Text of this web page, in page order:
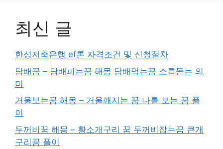
최신 글
한성저축은행 ef론 자격조건 및 신청절차
담배꿈 – 담배피는꿈 해몽 담배먹는꿈 소름돋는 의
미
거울보는꿈 해몽 – 거울깨지는 꿈 나를 보는 꿈 풀
이
두꺼비꿈 해몽 – 황소개구리 꿈 두꺼비잡는꿈 큰개
구리꿈 풀이